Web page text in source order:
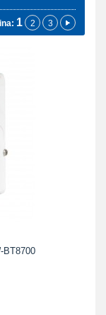
1 2 3
BT8700